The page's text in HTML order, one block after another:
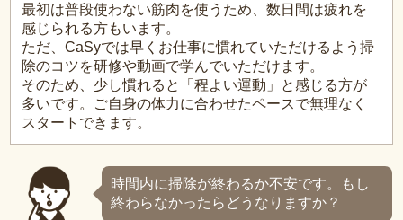
最初は普段使わない筋肉を使うため、数日間は疲れを
感じられる方もいます。
ただ、CaSyでは早くお仕事に慣れていただけるよう掃
除のコツを研修や動画で学んでいただけます。
そのため、少し慣れると「程よい運動」と感じる方が
多いです。ご自身の体力に合わせたペースで無理なく
スタートできます。
時間内に掃除が終わるか不安です。もし
終わらなかったらどうなりますか？